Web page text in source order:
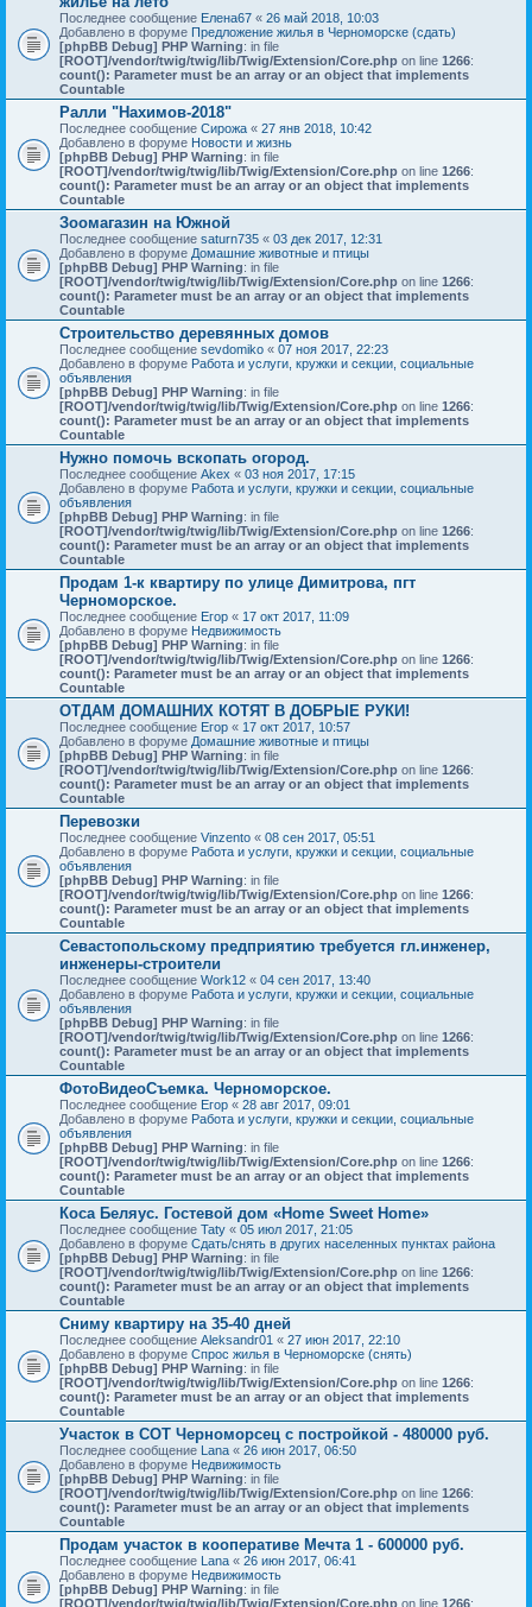
Последнее сообщение Елена67 « 26 май 2018, 10:03
Добавлено в форуме Предложение жилья в Черноморске (сдать)
[phpBB Debug] PHP Warning: in file
[ROOT]/vendor/twig/twig/lib/Twig/Extension/Core.php on line 1266:
count(): Parameter must be an array or an object that implements
Countable
Ралли "Нахимов-2018"
Последнее сообщение Сирожа « 27 янв 2018, 10:42
Добавлено в форуме Новости и жизнь
[phpBB Debug] PHP Warning: in file
[ROOT]/vendor/twig/twig/lib/Twig/Extension/Core.php on line 1266:
count(): Parameter must be an array or an object that implements
Countable
Зоомагазин на Южной
Последнее сообщение saturn735 « 03 дек 2017, 12:31
Добавлено в форуме Домашние животные и птицы
[phpBB Debug] PHP Warning: in file
[ROOT]/vendor/twig/twig/lib/Twig/Extension/Core.php on line 1266:
count(): Parameter must be an array or an object that implements
Countable
Строительство деревянных домов
Последнее сообщение sevdomiko « 07 ноя 2017, 22:23
Добавлено в форуме Работа и услуги, кружки и секции, социальные
объявления
[phpBB Debug] PHP Warning: in file
[ROOT]/vendor/twig/twig/lib/Twig/Extension/Core.php on line 1266:
count(): Parameter must be an array or an object that implements
Countable
Нужно помочь вскопать огород.
Последнее сообщение Akex « 03 ноя 2017, 17:15
Добавлено в форуме Работа и услуги, кружки и секции, социальные
объявления
[phpBB Debug] PHP Warning: in file
[ROOT]/vendor/twig/twig/lib/Twig/Extension/Core.php on line 1266:
count(): Parameter must be an array or an object that implements
Countable
Продам 1-к квартиру по улице Димитрова, пгт
Черноморское.
Последнее сообщение Егор « 17 окт 2017, 11:09
Добавлено в форуме Недвижимость
[phpBB Debug] PHP Warning: in file
[ROOT]/vendor/twig/twig/lib/Twig/Extension/Core.php on line 1266:
count(): Parameter must be an array or an object that implements
Countable
ОТДАМ ДОМАШНИХ КОТЯТ В ДОБРЫЕ РУКИ!
Последнее сообщение Егор « 17 окт 2017, 10:57
Добавлено в форуме Домашние животные и птицы
[phpBB Debug] PHP Warning: in file
[ROOT]/vendor/twig/twig/lib/Twig/Extension/Core.php on line 1266:
count(): Parameter must be an array or an object that implements
Countable
Перевозки
Последнее сообщение Vinzento « 08 сен 2017, 05:51
Добавлено в форуме Работа и услуги, кружки и секции, социальные
объявления
[phpBB Debug] PHP Warning: in file
[ROOT]/vendor/twig/twig/lib/Twig/Extension/Core.php on line 1266:
count(): Parameter must be an array or an object that implements
Countable
Севастопольскому предприятию требуется гл.инженер,
инженеры-строители
Последнее сообщение Work12 « 04 сен 2017, 13:40
Добавлено в форуме Работа и услуги, кружки и секции, социальные
объявления
[phpBB Debug] PHP Warning: in file
[ROOT]/vendor/twig/twig/lib/Twig/Extension/Core.php on line 1266:
count(): Parameter must be an array or an object that implements
Countable
ФотоВидеоСъемка. Черноморское.
Последнее сообщение Егор « 28 авг 2017, 09:01
Добавлено в форуме Работа и услуги, кружки и секции, социальные
объявления
[phpBB Debug] PHP Warning: in file
[ROOT]/vendor/twig/twig/lib/Twig/Extension/Core.php on line 1266:
count(): Parameter must be an array or an object that implements
Countable
Коса Беляус. Гостевой дом «Home Sweet Home»
Последнее сообщение Taty « 05 июл 2017, 21:05
Добавлено в форуме Сдать/снять в других населенных пунктах района
[phpBB Debug] PHP Warning: in file
[ROOT]/vendor/twig/twig/lib/Twig/Extension/Core.php on line 1266:
count(): Parameter must be an array or an object that implements
Countable
Сниму квартиру на 35-40 дней
Последнее сообщение Aleksandr01 « 27 июн 2017, 22:10
Добавлено в форуме Спрос жилья в Черноморске (снять)
[phpBB Debug] PHP Warning: in file
[ROOT]/vendor/twig/twig/lib/Twig/Extension/Core.php on line 1266:
count(): Parameter must be an array or an object that implements
Countable
Участок в СОТ Черноморсец с постройкой - 480000 руб.
Последнее сообщение Lana « 26 июн 2017, 06:50
Добавлено в форуме Недвижимость
[phpBB Debug] PHP Warning: in file
[ROOT]/vendor/twig/twig/lib/Twig/Extension/Core.php on line 1266:
count(): Parameter must be an array or an object that implements
Countable
Продам участок в кооперативе Мечта 1 - 600000 руб.
Последнее сообщение Lana « 26 июн 2017, 06:41
Добавлено в форуме Недвижимость
[phpBB Debug] PHP Warning: in file
[ROOT]/vendor/twig/twig/lib/Twig/Extension/Core.php on line 1266: